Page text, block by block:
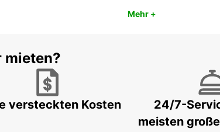
Mehr +
mieten?
versteckten Kosten
24/7-
meisten